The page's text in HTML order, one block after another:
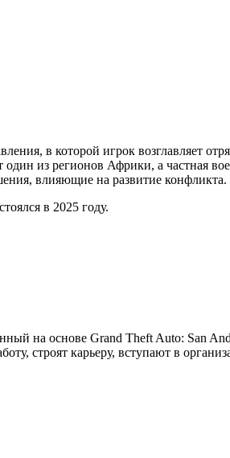
в которой игрок возглавляет
из регионов Африки, а частная
влияющие на развитие конфликта.
в 2025 году.
на основе Grand Theft Auto: San
строят карьеру, вступают в